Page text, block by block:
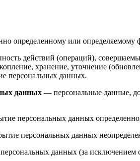
определенному или определяемому
действий (операций),
хранение, уточнение
персональных данных.
данных — персональные данные,
персональных данных
персональных данных
данных (за исключением